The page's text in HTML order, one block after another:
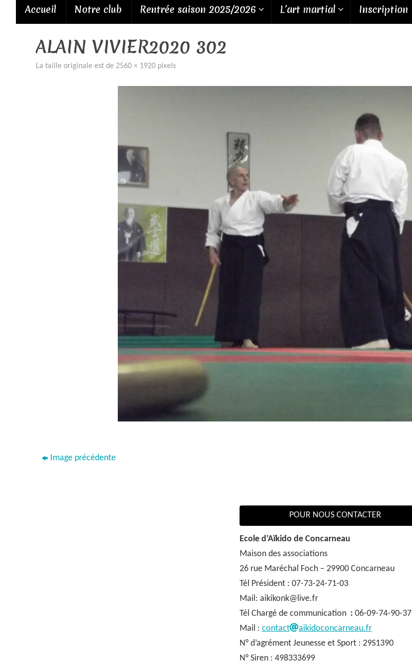
Accueil Notre club Rentrée saison 2025/2026 L’art martial Inscription
ALAIN VIVIER2020 302
La taille originale est de 2560 × 1920 pixels
Image précédente
POUR NOUS CONTACTER
Ecole d’Aïkido de Concarneau
Maison des associations
26 rue Maréchal Foch – 29900 Concarneau
Tél Président : 07-73-24-71-03
Mail: aikikonk@live.fr
Tél Chargé de communication : 06-09-74-90-37
Mail : contact
aikidoconcarneau.fr
N° d’agrément Jeunesse et Sport : 29S1390
N° Siren : 498333699